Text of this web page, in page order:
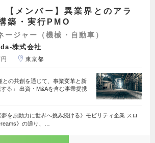
【メンバー】異業界とのアラ
築・実行PMO
ージャー（機械・自動車）
株式会社
東京都
との共創を通じて、事業変革と新
る」 出資・M&Aを含む事業提携
を原動力に世界へ挑み続ける》モビリティ企業 スロ
》の通り、…